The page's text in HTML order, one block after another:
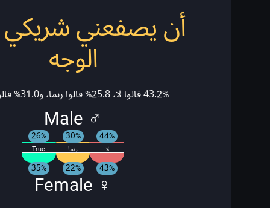
أن يصفعني
الوجه
43.2% قالوا لا، 25.8% قالوا ربما، و31.0% قالوا نعم!
♂ Male
لا
44%
ربما
30%
True
26%
43%
22%
35% ♀ Female